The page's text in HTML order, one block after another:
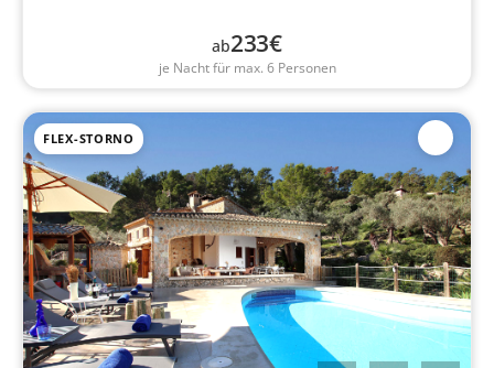
ab233€
je Nacht für max. 6 Personen
FLEX-STORNO